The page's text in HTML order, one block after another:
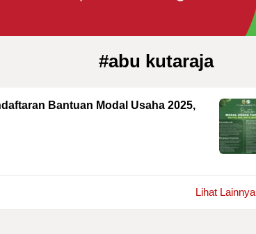
#abu kutaraja
Bantuan Modal Usaha 2025,
Lihat Lainnya